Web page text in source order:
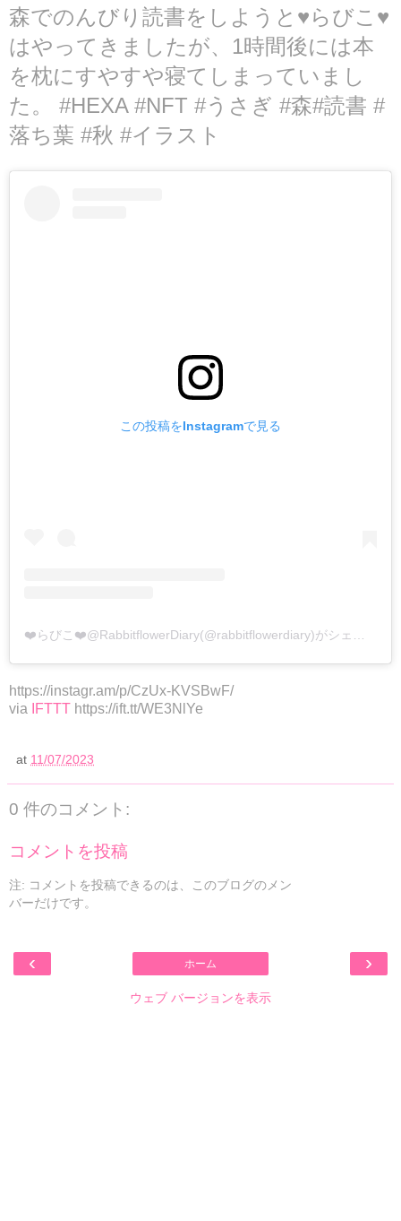
森でのんびり読書をしようと♥らびこ♥
はやってきましたが、1時間後には本
を枕にすやすや寝てしまっていまし
た。 #HEXA #NFT #うさぎ #森#読書 #
落ち葉 #秋 #イラスト
この投稿をInstagramで見る
❤️らびこ❤️@RabbitflowerDiary(@rabbitflowerdiary)がシェアした投稿
https://instagr.am/p/CzUx-KVSBwF/
via IFTTT https://ift.tt/WE3NlYe
at 11/07/2023
0 件のコメント:
コメントを投稿
注: コメントを投稿できるのは、このブログのメン
バーだけです。
‹ ›
ホーム
ウェブ バージョンを表示